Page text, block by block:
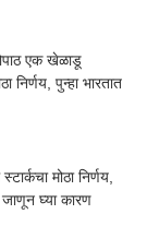
एक खेळाडू
निर्णय, पुन्हा भारतात
मोठा निर्णय,
घ्या कारण